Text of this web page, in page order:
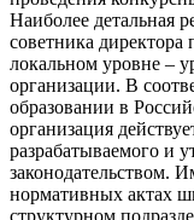
Наиболее детальная
советника директора
локальном уровне –
организации. В
образовании в
организация
разрабатываемого и
законодательством.
нормативных актах
структурном